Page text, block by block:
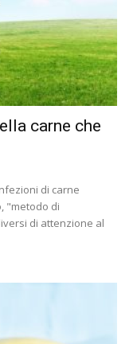
carne che
di carne
"metodo di
di attenzione al